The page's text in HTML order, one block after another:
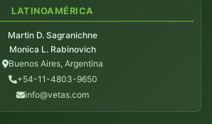
LATINOAMÉRICA
Martin D. Sagranichne
Monica L. Rabinovich
Buenos Aires, Argentina
+54-11-4803-9650
info@vetas.com